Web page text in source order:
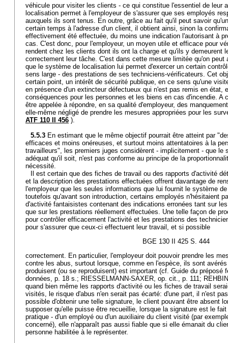
véhicule pour visiter les clients - ce qui constitue l'essentiel de leur
localisation permet à l'employeur de s'assurer que ses employés
auxquels ils sont tenus. En outre, grâce au fait qu'il peut savoir
certain temps à l'adresse d'un client, il obtient ainsi, sinon la
effectivement été effectuée, du moins une indication l'autorisant à
cas. C'est donc, pour l'employeur, un moyen utile et efficace pour
rendent chez les clients dont ils ont la charge et qu'ils y demeurent
correctement leur tâche. C'est dans cette mesure limitée qu'on peut
que le système de localisation lui permet d'exercer un certain
sens large - des prestations de ses techniciens-vérificateurs. Cet
certain point, un intérêt de sécurité publique, en ce sens qu'une
en présence d'un extincteur défectueux qui n'est pas remis en état,
conséquences pour les personnes et les biens en cas d'incendie. A
être appelée à répondre, en sa qualité d'employeur, des
elle-même négligé de prendre les mesures appropriées pour les
ATF 110 II 456 ).
5.5.3 En estimant que le même objectif pourrait être atteint par
efficaces et moins onéreuses, et surtout moins attentatoires à la
travailleurs", les premiers juges considèrent - implicitement - que le
adéquat qu'il soit, n'est pas conforme au principe de la
nécessité.
Il est certain que des fiches de travail ou des rapports d'activité
et la description des prestations effectuées offrent davantage de
l'employeur que les seules informations que lui fournit le système
toutefois qu'avant son introduction, certains employés n'hésitaient
d'activité fantaisistes contenant des indications erronées tant sur
que sur les prestations réellement effectuées. Une telle façon de
pour contrôler efficacement l'activité et les prestations des
pour s'assurer que ceux-ci effectuent leur travail, et si possible
BGE 130 II 425 S. 444
correctement. En particulier, l'employeur doit pouvoir prendre les
contre les abus, surtout lorsque, comme en l'espèce, ils sont
produisent (ou se reproduisent) est important (cf. Guide du préposé
données, p. 18 s.; RIESSELMANN-SAXER, op. cit., p. 111;
quand bien même les rapports d'activité ou les fiches de travail
visités, le risque d'abus n'en serait pas écarté: d'une part, il n'est
possible d'obtenir une telle signature, le client pouvant être absent
supposer qu'elle puisse être recueillie, lorsque la signature est le
pratique - d'un employé ou d'un auxiliaire du client visité (par
concerné), elle n'apparaît pas aussi fiable que si elle émanait du
personne habilitée à le représenter.